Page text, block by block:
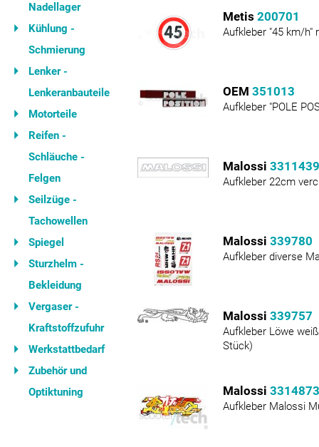
Nadellager
Kühlung -
Schmierung
Lenker -
Lenkeranbauteile
Motorteile
Reifen -
Schläuche -
Felgen
Seilzüge -
Tachowellen
Spiegel
Sturzhelm -
Bekleidung
Vergaser -
Kraftstoffzufuhr
Werkstattbedarf
Zubehör und
Optiktuning
Metis 200701
Aufkleber "45 km/h"
OEM 351013
Aufkleber "POLE
Malossi
Aufkleber 22cm
Malossi 339780
Aufkleber diverse
Malossi 339757
Aufkleber Löwe
Stück)
Malossi
Aufkleber Malossi